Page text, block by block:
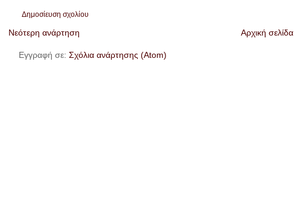
Δημοσίευση σχολίου
Νεότερη ανάρτηση Αρχική σελίδα
Εγγραφή σε:Σχόλια ανάρτησης (Atom)